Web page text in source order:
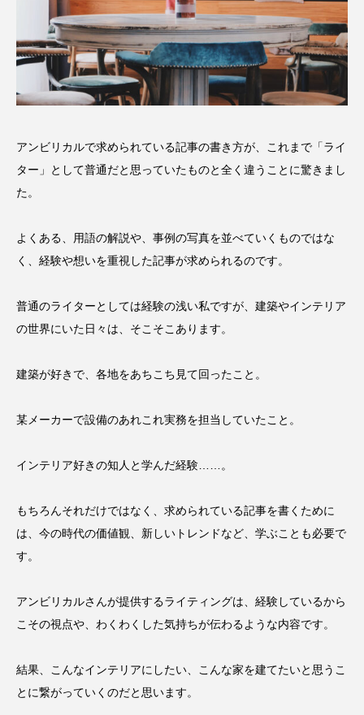
アンビリカルで求められている記事の書き方が、これまで「ライ
ター」として普通だと思っていたものと全く違うことに驚きまし
た。
よくある、用語の解説や、事例の写真を並べていくものではな
く、経験や想いを重視した記事が求められるのです。
普通のライターとしては経験の浅い私ですが、建築やインテリア
の世界にいた日々は、そこそこあります。
建築が好きで、各地をあちこち見て回ったこと。
某メーカーで設備のあれこれ実務を担当していたこと。
インテリア好きの知人と学んだ経験……。
もちろんそれだけではなく、求められている記事を書くために
は、今の時代の価値観、新しいトレンドなど、学ぶことも必要で
す。
アンビリカルさんが提供するライティングは、経験しているから
こその視点や、わくわくした気持ちが伝わるような内容です。
結果、こんなインテリアにしたい、こんな家を建てたいと思うこ
とに繋がっていくのだと思います。